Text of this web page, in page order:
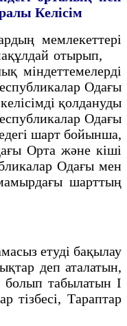
Келісім
мемлекеттерi
отырып,
мiндеттемелердi
Одағы
қолдануды
Одағы
шарт бойынша,
Орта және кiшi
Одағы мен
шарттың
етудi бақылау
деп аталатын,
табылатын I
тізбесi, Тараптар